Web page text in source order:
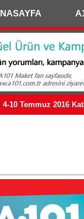
4-10 Temmuz 2016